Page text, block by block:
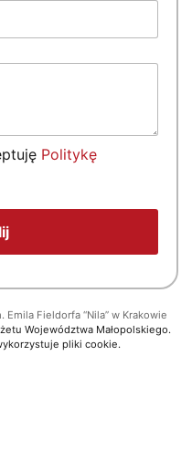
Politykę
Fieldorfa “Nila” w Krakowie
Województwa Małopolskiego.
pliki cookie.